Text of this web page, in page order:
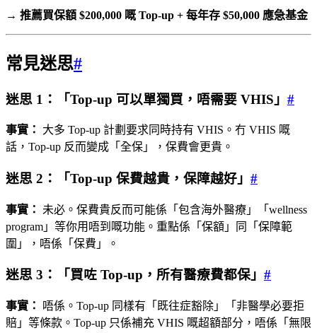
→ 推薦買保額 $200,000 嘅 Top-up + 每年存 $50,000 應急基金
常見迷思#
迷思 1：「Top-up 可以單獨買，唔需要 VHIS」 #
事實：
大多 Top-up 計劃要求同時持有 VHIS。冇 VHIS 嘅
話，Top-up 反而變成「全保」，保費會更貴。
迷思 2：「Top-up 保費越貴，保障越好」 #
事實：
未必。保費貴反而可能係「包含海外醫療」「wellness
program」等你用唔到嘅功能。重點係「保額」同「保障範
圍」，唔係「保費」。
迷思 3：「買咗 Top-up，所有醫療費都保」 #
事實：
唔係。Top-up 同樣有「既往症豁除」「非醫學必要拒
賠」等條款。Top-up 只係補充 VHIS 嘅超額部分，唔係「無限